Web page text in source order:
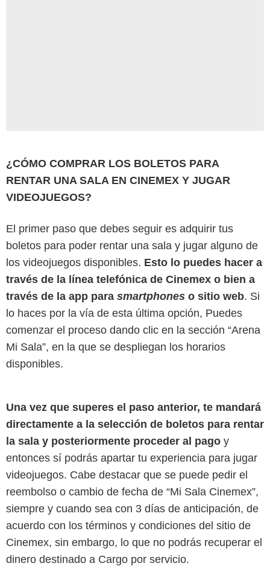
¿CÓMO COMPRAR LOS BOLETOS PARA
RENTAR UNA SALA EN CINEMEX Y JUGAR
VIDEOJUEGOS?
El primer paso que debes seguir es adquirir tus
boletos para poder rentar una sala y jugar alguno de
los videojuegos disponibles. Esto lo puedes hacer a
través de la línea telefónica de Cinemex o bien a
través de la app para smartphones o sitio web. Si
lo haces por la vía de esta última opción, Puedes
comenzar el proceso dando clic en la sección “Arena
Mi Sala”, en la que se despliegan los horarios
disponibles.
Una vez que superes el paso anterior, te mandará
directamente a la selección de boletos para rentar
la sala y posteriormente proceder al pago y
entonces sí podrás apartar tu experiencia para jugar
videojuegos. Cabe destacar que se puede pedir el
reembolso o cambio de fecha de “Mi Sala Cinemex”,
siempre y cuando sea con 3 días de anticipación, de
acuerdo con los términos y condiciones del sitio de
Cinemex, sin embargo, lo que no podrás recuperar el
dinero destinado a Cargo por servicio.